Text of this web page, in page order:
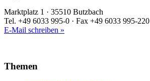
Marktplatz 1 · 35510 Butzbach
Tel. +49 6033 995-0 · Fax +49 6033 995-220
E-Mail schreiben »
Themen